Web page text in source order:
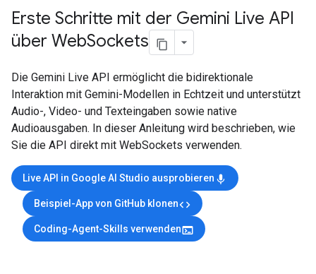
Erste Schritte mit der Gemini Live API
über WebSockets
Die Gemini Live API ermöglicht die bidirektionale
Interaktion mit Gemini-Modellen in Echtzeit und unterstützt
Audio-, Video- und Texteingaben sowie native
Audioausgaben. In dieser Anleitung wird beschrieben, wie
Sie die API direkt mit WebSockets verwenden.
Live API in Google AI Studio ausprobieren mic
Beispiel-App von GitHub klonencode
Coding-Agent-Skills verwendenterminal